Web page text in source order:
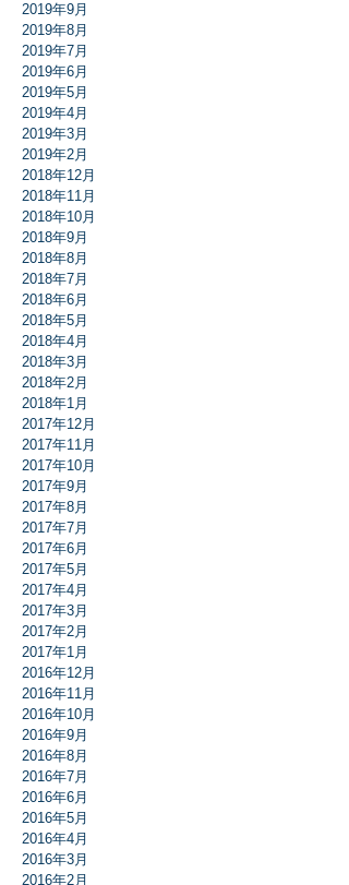
2019年9月
2019年8月
2019年7月
2019年6月
2019年5月
2019年4月
2019年3月
2019年2月
2018年12月
2018年11月
2018年10月
2018年9月
2018年8月
2018年7月
2018年6月
2018年5月
2018年4月
2018年3月
2018年2月
2018年1月
2017年12月
2017年11月
2017年10月
2017年9月
2017年8月
2017年7月
2017年6月
2017年5月
2017年4月
2017年3月
2017年2月
2017年1月
2016年12月
2016年11月
2016年10月
2016年9月
2016年8月
2016年7月
2016年6月
2016年5月
2016年4月
2016年3月
2016年2月